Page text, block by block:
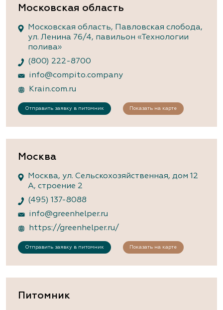
Московская область
Московская область, Павловская слобода,
ул. Ленина 76/4, павильон «Технологии
полива»
(800) 222-8700
info@compito.company
Krain.com.ru
Отправить заявку в питомник Показать на карте
Москва
Москва, ул. Сельскохозяйственная, дом 12
А, строение 2
(495) 137-8088
info@greenhelper.ru
https://greenhelper.ru/
Отправить заявку в питомник Показать на карте
Питомник